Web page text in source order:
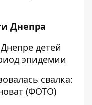
Днепра
детей
эпидемии
свалка:
(ФОТО)